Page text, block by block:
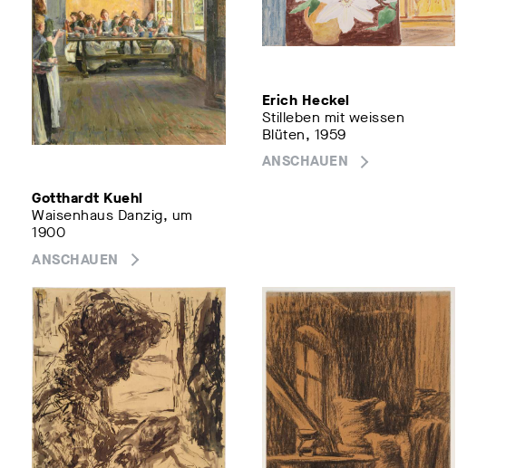
Gotthardt Kuehl
Waisenhaus Danzig, um
1900
ANSCHAUEN
Erich Heckel
Stilleben mit weissen
Blüten, 1959
ANSCHAUEN